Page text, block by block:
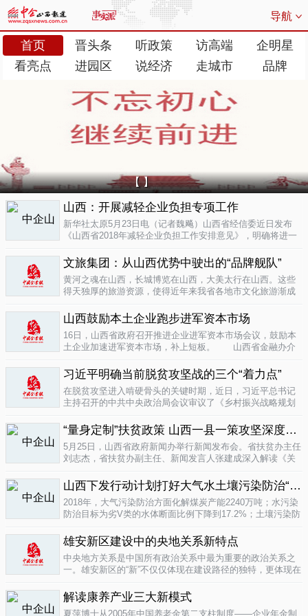
导航
首页 晋头条 听政策 访高端
企明星
看亮点
进园区 说经济 走城市 品牌
【 】
山西：开展减轻企业负担专项工作
新华社太原5月23日电（记者魏飚）山西省经信委近日发布
《山西省2018年减轻企业负担工作安排意见》，明确将进一
大对涉企乱收...
文旅集团：从山西优势中驶出的“品牌舰队”
黄河之魂在山西，长城博览在山西，大美太行在山西。这些
得天独厚的旅游资源，使得近年来我省各地市文化旅游渐成
业培育成...
山西鼓励本土企业跑步进军资本市场
16日，山西省政府召开推进企业进军资本市场会议，鼓励本
土企业加速进军资本市场，补上短板。 山西省金融办介
习近平明确当前脱贫攻坚战的三个“着力点”
在脱贫攻坚进入啃硬骨头的关键时期，近日，习近平总书记
主持召开的中共中央政治局会议审议了《乡村振兴战略规划
见》。...
“量身定制”扶贫政策 山西一县一策攻坚深度贫困
5月25日，山西省政府新闻办举行新闻发布会。省扶贫办主任
刘志杰，省扶贫办副主任、新闻发言人张建成深入解读《关
问。据了解...
04-12
山西下发行动计划打好大气水土壤污染防治“三战役”
2018年，大气污染防治方面化解煤炭产能2240万吨；水污染
防治目标为劣V类的水体断面比例下降到17.2%；土壤污染防
记者从山...
雄安新区建设中的央地关系新特点
中央地方关系是中国所有政治关系中最为重要的政治关系之
一。雄安新区的“新”不仅仅体现在建设路径的独特，更体现在
解读康养产业三大新模式
夏萍博士从2005年中国养老金第二支柱制度——企业年金制